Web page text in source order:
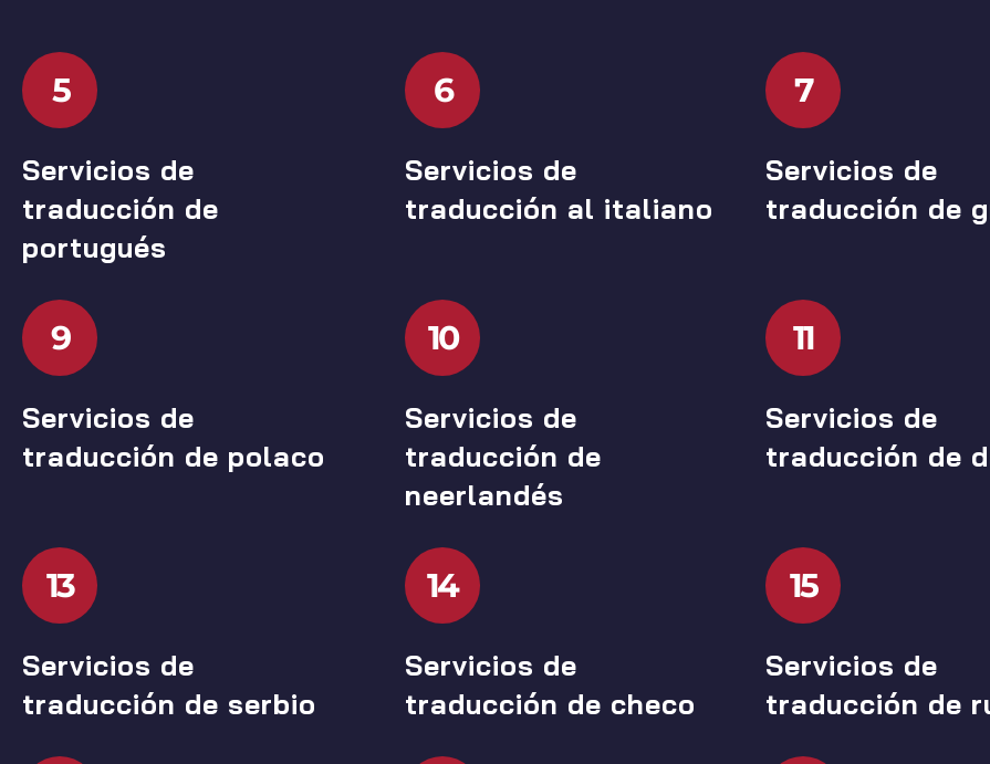
5
Servicios de
traducción de
portugués
6
Servicios de
traducción al italiano
7
Servicios de
traducción de
9
Servicios de
traducción de polaco
10
Servicios de
traducción de
neerlandés
11
Servicios de
traducción de
13
Servicios de
traducción de serbio
14
Servicios de
traducción de checo
15
Servicios de
traducción de